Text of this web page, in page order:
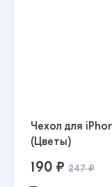
Чехол для
(Цветы)
190 ₽ 247 ₽